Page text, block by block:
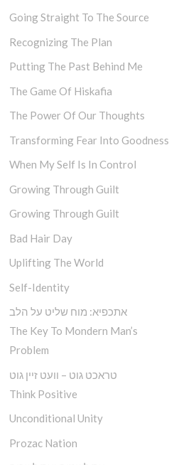
Going Straight To The Source
Recognizing The Plan
Putting The Past Behind Me
The Game Of Hiskafia
The Power Of Our Thoughts
Transforming Fear Into Goodness
When My Self Is In Control
Growing Through Guilt
Growing Through Guilt
Bad Hair Day
Uplifting The World
Self-Identity
אתכפיא: מוח שליט על הלב
The Key To Mondern Man’s
Problem
טראכט גוט – וועט זיין גוט
Think Positive
Unconditional Unity
Prozac Nation